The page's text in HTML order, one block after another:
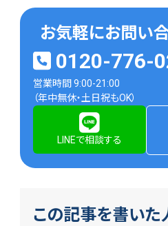
お気軽にお問い合
0120-776-
営業時間 9:00-21:00
（年中無休・土日祝もOK）
LINEで相談する
この記事を書いた